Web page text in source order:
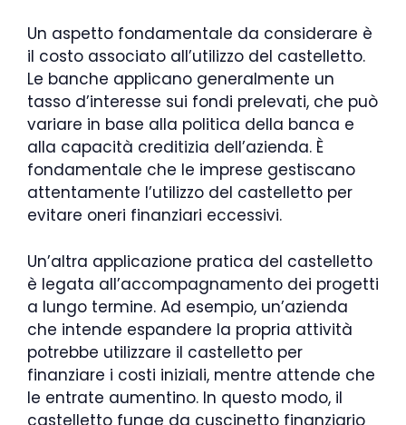
Un aspetto fondamentale da considerare è
il costo associato all’utilizzo del castelletto.
Le banche applicano generalmente un
tasso d’interesse sui fondi prelevati, che può
variare in base alla politica della banca e
alla capacità creditizia dell’azienda. È
fondamentale che le imprese gestiscano
attentamente l’utilizzo del castelletto per
evitare oneri finanziari eccessivi.
Un’altra applicazione pratica del castelletto
è legata all’accompagnamento dei progetti
a lungo termine. Ad esempio, un’azienda
che intende espandere la propria attività
potrebbe utilizzare il castelletto per
finanziare i costi iniziali, mentre attende che
le entrate aumentino. In questo modo, il
castelletto funge da cuscinetto finanziario